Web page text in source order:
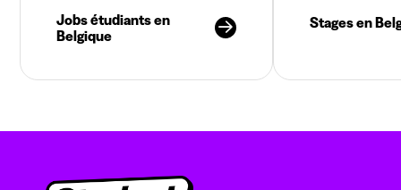
Jobs étudiants en
Belgique
Stages en